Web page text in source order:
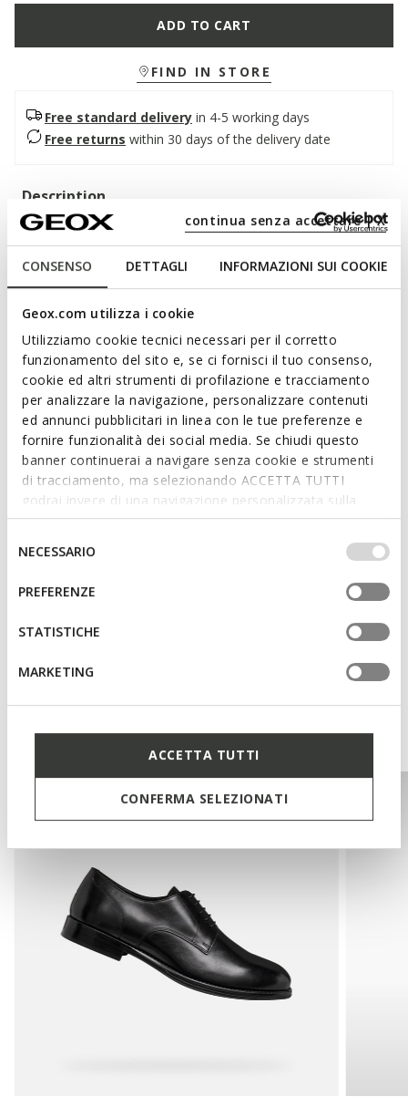
CONSENSO DETTAGLI INFORMAZIONI SUI COOKIE
Geox.com utilizza i cookie
Utilizziamo cookie tecnici necessari per il corretto
funzionamento del sito e, se ci fornisci il tuo consenso,
cookie ed altri strumenti di profilazione e tracciamento
per analizzare la navigazione, personalizzare contenuti
ed annunci pubblicitari in linea con le tue preferenze e
fornire funzionalità dei social media. Se chiudi questo
banner continuerai a navigare senza cookie e strumenti
di tracciamento, ma selezionando ACCETTA TUTTI
godrai invece di una navigazione personalizzata sulla
base dei tuoi gusti ed interessi. Selezionando
IMPOSTAZIONI potrai anche scegliere quali cookies ed
altri strumenti di tracciamento autorizzare. Per maggiori
informazioni o per modificare in qualsiasi momento le
tue impostazioni, visita la nostra
consenso
NECESSARIO
PREFERENZE
STATISTICHE
MARKETING
ACCETTA TUTTI
CONFERMA SELEZIONATI
continua senza accettare | X
ADD TO CART
FIND IN STORE
Free standard delivery in 4-5 working days
Free returns within 30 days of the delivery date
Description
Men's formal shoe that combines comfort and impeccable
style. Here in a classic black version, it features a smooth
leather upper and a tapered line that enhances its elegance.
Light and breathable, Iacopo is designed to enhance business
looks and important occasions.
Features
By purchasing this product, you are
supporting Leather Working Group certified
tanneries
Lace fastening; Removable insole
Materials
Technologies
You may also like